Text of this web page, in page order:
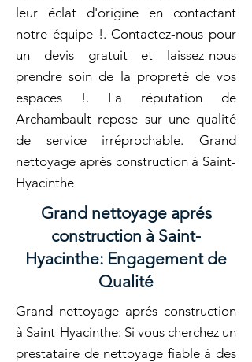
leur éclat d'origine en contactant
notre équipe !. Contactez-nous pour
un devis gratuit et laissez-nous
prendre soin de la propreté de vos
espaces !. La réputation de
Archambault repose sur une qualité
de service irréprochable. Grand
nettoyage aprés construction à Saint-
Hyacinthe
Grand nettoyage aprés
construction à Saint-
Hyacinthe: Engagement de
Qualité
Grand nettoyage aprés construction
à Saint-Hyacinthe: Si vous cherchez un
prestataire de nettoyage fiable à des